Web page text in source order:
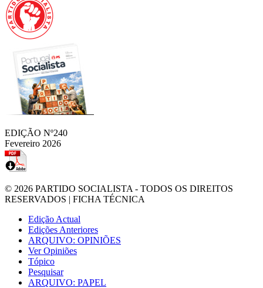
EDIÇÃO Nº240
Fevereiro 2026
© 2026 PARTIDO SOCIALISTA - TODOS OS DIREITOS
RESERVADOS | FICHA TÉCNICA
Edição Actual
Edições Anteriores
ARQUIVO: OPINIÕES
Ver Opiniões
Tópico
Pesquisar
ARQUIVO: PAPEL